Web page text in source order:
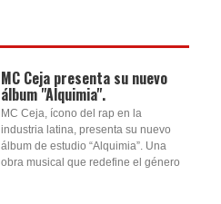
MC Ceja presenta su nuevo
álbum "Alquimia".
MC Ceja, ícono del rap en la
industria latina, presenta su nuevo
álbum de estudio “Alquimia”. Una
obra musical que redefine el género